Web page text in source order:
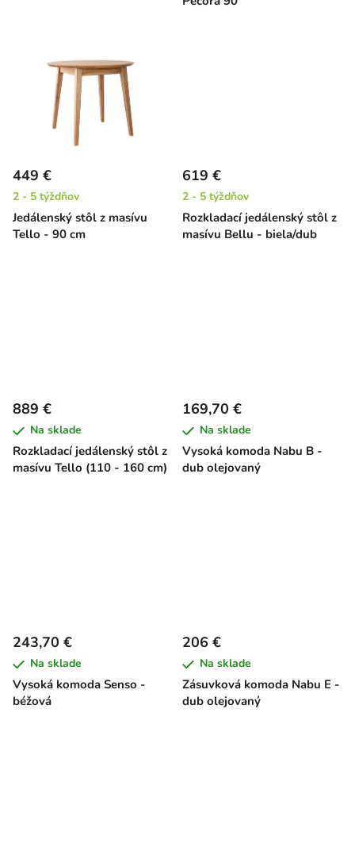
Jedálenský stôl z masívu
Tello - 90 cm
449 €
2 - 5 týždňov
Rozkladací jedálenský stôl z
masívu Bellu - biela/dub
619 €
2 - 5 týždňov
Rozkladací jedálenský stôl z
masívu Tello (110 - 160 cm)
889 €
Na sklade
Vysoká komoda Nabu B -
dub olejovaný
169,70 €
Na sklade
Vysoká komoda Senso -
béžová
243,70 €
Na sklade
Zásuvková komoda Nabu E -
dub olejovaný
206 €
Na sklade